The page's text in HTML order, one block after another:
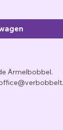
Ärmelbobbel.